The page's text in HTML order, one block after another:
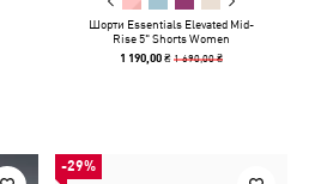
Шорти Essentials Elevated Mid-
Rise 5" Shorts Women
1 190,00 ₴1 690,00 ₴
-29%